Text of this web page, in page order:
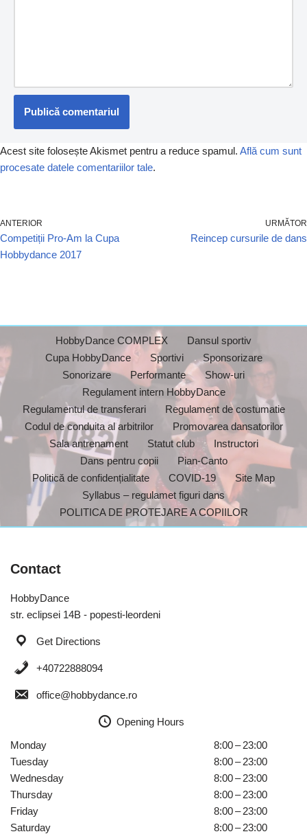
Acest site folosește Akismet pentru a reduce spamul. Află cum sunt
procesate datele comentariilor tale.
ANTERIOR
Competiții Pro-Am la Cupa
Hobbydance 2017
URMĂTOR
Reincep cursurile de dans
HobbyDance COMPLEX
Dansul sportiv
Cupa HobbyDance
Sportivi
Sponsorizare
Sonorizare
Performante
Show-uri
Regulament intern HobbyDance
Regulamentul de transferari
Regulament de costumatie
Codul de conduita al arbitrilor
Promovarea dansatorilor
Sala antrenament
Statut club
Instructori
Dans pentru copii
Pian-Canto
Politică de confidențialitate
COVID-19
Site Map
Syllabus – regulamet figuri dans
POLITICA DE PROTEJARE A COPIILOR
Contact
HobbyDance
str. eclipsei 14B - popesti-leordeni
Get Directions
+40722888094
office@hobbydance.ro
Opening Hours
Monday
8:00 – 23:00
Tuesday
8:00 – 23:00
Wednesday
8:00 – 23:00
Thursday
8:00 – 23:00
Friday
8:00 – 23:00
Saturday
8:00 – 23:00